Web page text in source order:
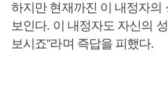
하지만 현재까진 이 내정자의
보인다. 이 내정자도 자신의
보시죠”라며 즉답을 피했다.